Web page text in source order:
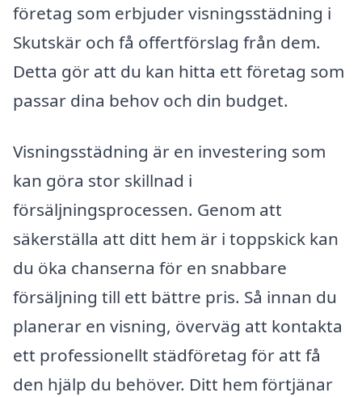
företag som erbjuder visningsstädning i
Skutskär och få offertförslag från dem.
Detta gör att du kan hitta ett företag som
passar dina behov och din budget.
Visningsstädning är en investering som
kan göra stor skillnad i
försäljningsprocessen. Genom att
säkerställa att ditt hem är i toppskick kan
du öka chanserna för en snabbare
försäljning till ett bättre pris. Så innan du
planerar en visning, överväg att kontakta
ett professionellt städföretag för att få
den hjälp du behöver. Ditt hem förtjänar